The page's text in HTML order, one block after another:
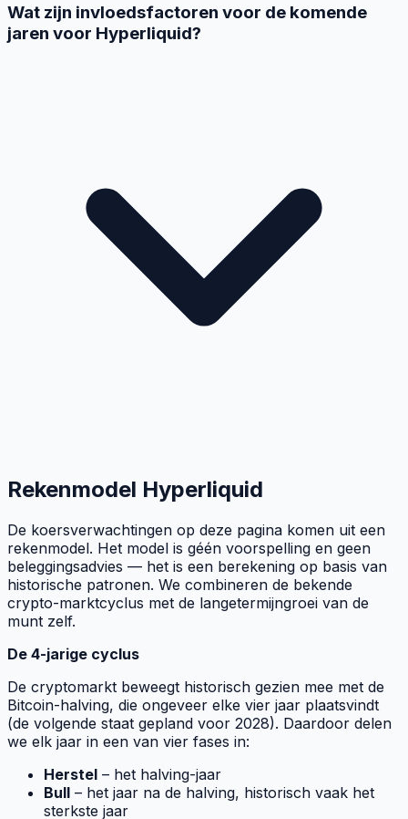
Wat zijn invloedsfactoren voor de komende
jaren voor Hyperliquid?
Rekenmodel Hyperliquid
De koersverwachtingen op deze pagina komen uit een
rekenmodel. Het model is géén voorspelling en geen
beleggingsadvies — het is een berekening op basis van
historische patronen. We combineren de bekende
crypto-marktcyclus met de langetermijngroei van de
munt zelf.
De 4-jarige cyclus
De cryptomarkt beweegt historisch gezien mee met de
Bitcoin-halving, die ongeveer elke vier jaar plaatsvindt
(de volgende staat gepland voor 2028). Daardoor delen
we elk jaar in een van vier fases in:
Herstel – het halving-jaar
Bull – het jaar na de halving, historisch vaak het
sterkste jaar